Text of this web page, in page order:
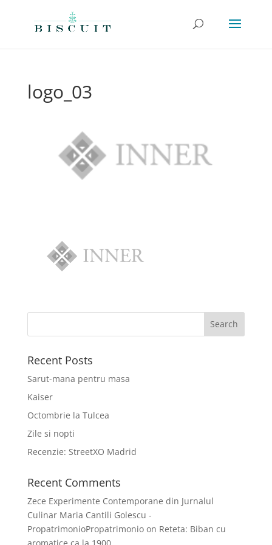
logo_03
Recent Posts
Sarut-mana pentru masa
Kaiser
Octombrie la Tulcea
Zile si nopti
Recenzie: StreetXO Madrid
Recent Comments
Zece Experimente Contemporane din Jurnalul
Culinar Maria Cantili Golescu -
PropatrimonioPropatrimonioon Reteta: Biban cu
aromatice ca la 1900